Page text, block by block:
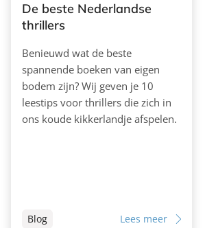
De beste Nederlandse
thrillers
Benieuwd wat de beste
spannende boeken van eigen
bodem zijn? Wij geven je 10
leestips voor thrillers die zich in
ons koude kikkerlandje afspelen.
Blog Lees meer